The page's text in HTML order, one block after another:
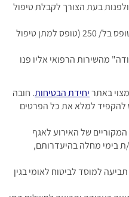
בעת הצורך לקבלת טיפול
2. לפנות לאגף משאבי אנוש לקבלת טופס בל/ 250 (טופס למתן טיפול
מהשירות הרפואי אליו פנו
יחידת הבטיחות. חובה
להקפיד למלא את כל הפרטים
של האירוע לאגף
ת בימי מחלה בהיעדרותם,
למוסד לביטוח לאומי בגין